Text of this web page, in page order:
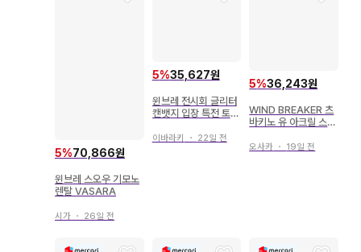
5%70,866원
윈브레 스오우 기모노
렌탈 VASARA
시가 ・ 26일 전
5%35,627원
윈브레 전시회 글리터
캔뱃지 입장 특전 토카
이바라키 ・ 22일 전
5%36,243원
WIND BREAKER 츠
바키노 유 아크릴 스탠
오사카 ・ 19일 전